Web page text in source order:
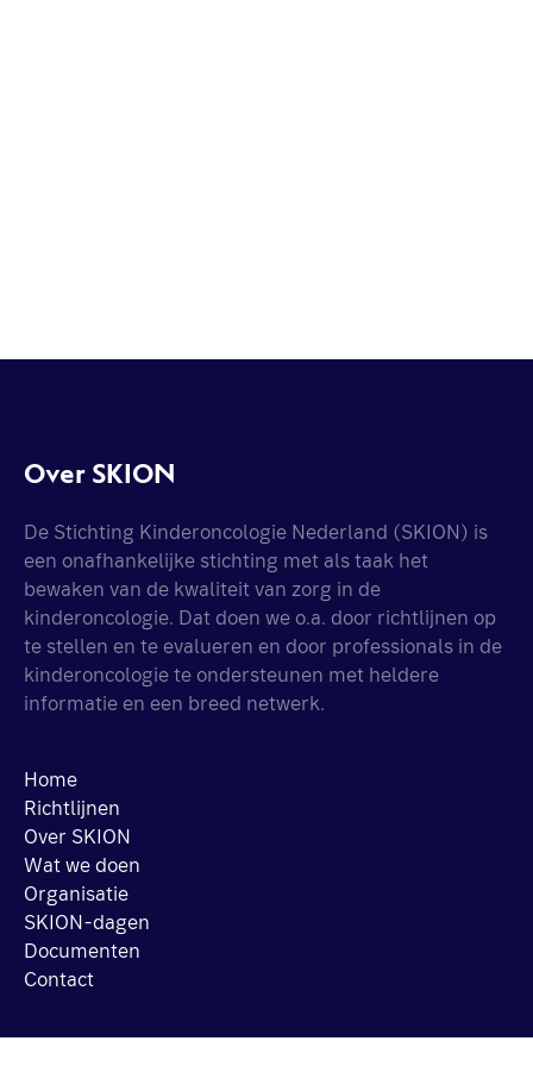
Over SKION
De Stichting Kinderoncologie Nederland (SKION) is
een onafhankelijke stichting met als taak het
bewaken van de kwaliteit van zorg in de
kinderoncologie. Dat doen we o.a. door richtlijnen op
te stellen en te evalueren en door professionals in de
kinderoncologie te ondersteunen met heldere
informatie en een breed netwerk.
Home
Richtlijnen
Over SKION
Wat we doen
Organisatie
SKION-dagen
Documenten
Contact